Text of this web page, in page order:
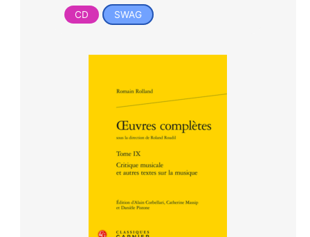
CD SWAG